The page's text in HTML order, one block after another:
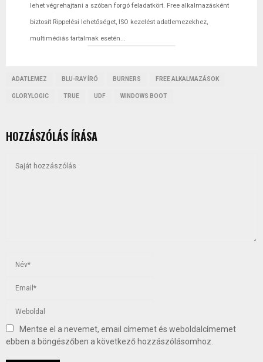
lehet végrehajtani a szóban forgó feladatkört. Free alkalmazásként
biztosít Rippelési lehetőséget, ISO kezelést adatlemezekhez,
multimédiás tartalmak esetén...
ADATLEMEZ BLU-RAY ÍRÓ BURNERS FREE ALKALMAZÁSOK
GLORYLOGIC TRUE UDF WINDOWS BOOT
HOZZÁSZÓLÁS ÍRÁSA
Mentse el a nevemet, email címemet és weboldalcímemet
ebben a böngészőben a következő hozzászólásomhoz.